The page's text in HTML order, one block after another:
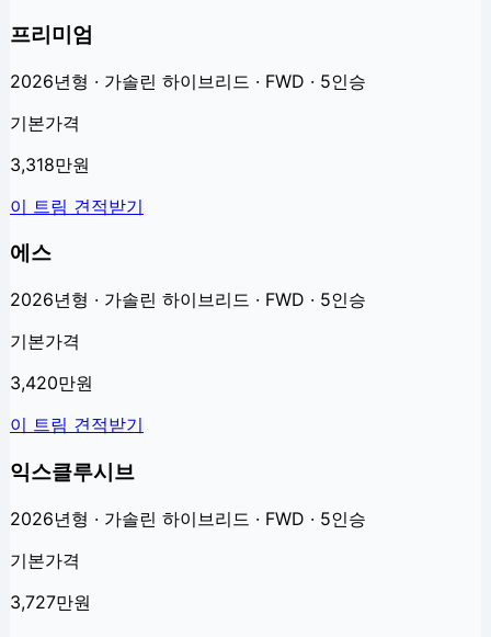
프리미엄
2026년형 · 가솔린 하이브리드 · FWD · 5인승
기본가격
3,318만원
이 트림 견적받기
에스
2026년형 · 가솔린 하이브리드 · FWD · 5인승
기본가격
3,420만원
이 트림 견적받기
익스클루시브
2026년형 · 가솔린 하이브리드 · FWD · 5인승
기본가격
3,727만원